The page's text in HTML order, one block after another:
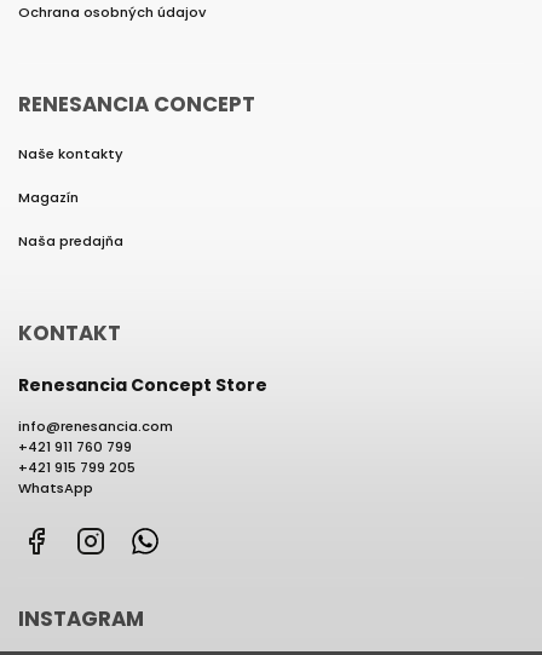
Ochrana osobných údajov
RENESANCIA CONCEPT
Naše kontakty
Magazín
Naša predajňa
KONTAKT
Renesancia Concept Store
info@renesancia.com
+421 911 760 799
+421 915 799 205
WhatsApp
FacebookInstagram
INSTAGRAM